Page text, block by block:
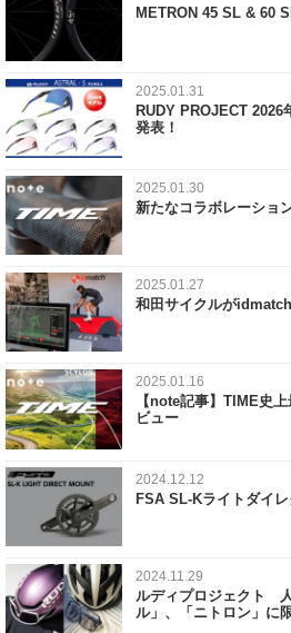
METRON 45 SL & 60
2025.01.31
RUDY PROJECT 2026
発表！
2025.01.30
新たなコラボレーショ
2025.01.27
和田サイクルが
2025.01.16
【note記事】TIME史
ビュー
2024.12.12
FSA SL-Kライトダイレ
2024.11.29
ルディプロジェクト
ル」、「ニトロン」に